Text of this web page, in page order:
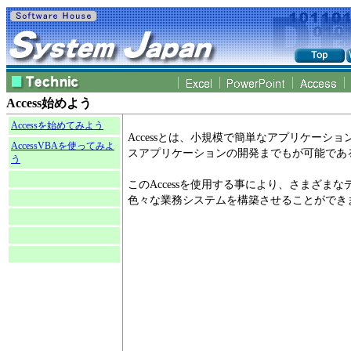
Access始めよう
Accessを始めてみよう
AccessVBAを使ってみよ
う
Accessとは、小規模で簡単なアプリケーシ
スアプリケーションの開発までもが可能で
このAccessを使用する事により、さまざま
色々な業務システムを構築させることができ